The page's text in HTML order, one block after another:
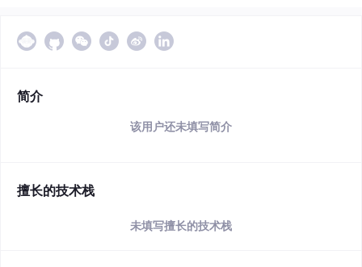
简介
该用户还未填写简介
擅长的技术栈
未填写擅长的技术栈